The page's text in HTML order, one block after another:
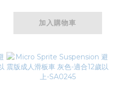
加入購物車